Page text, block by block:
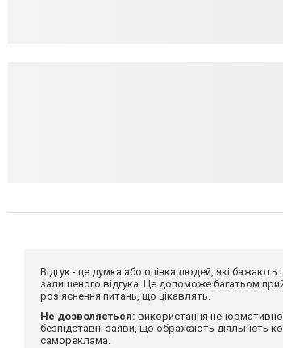
Відгук - це думка або оцінка людей, які
залишеного відгука. Це допоможе багатьом
роз'яснення питань, що цікавлять.
Не дозволяється: використання
безпідставні заяви, що ображають діяльність
самореклама.